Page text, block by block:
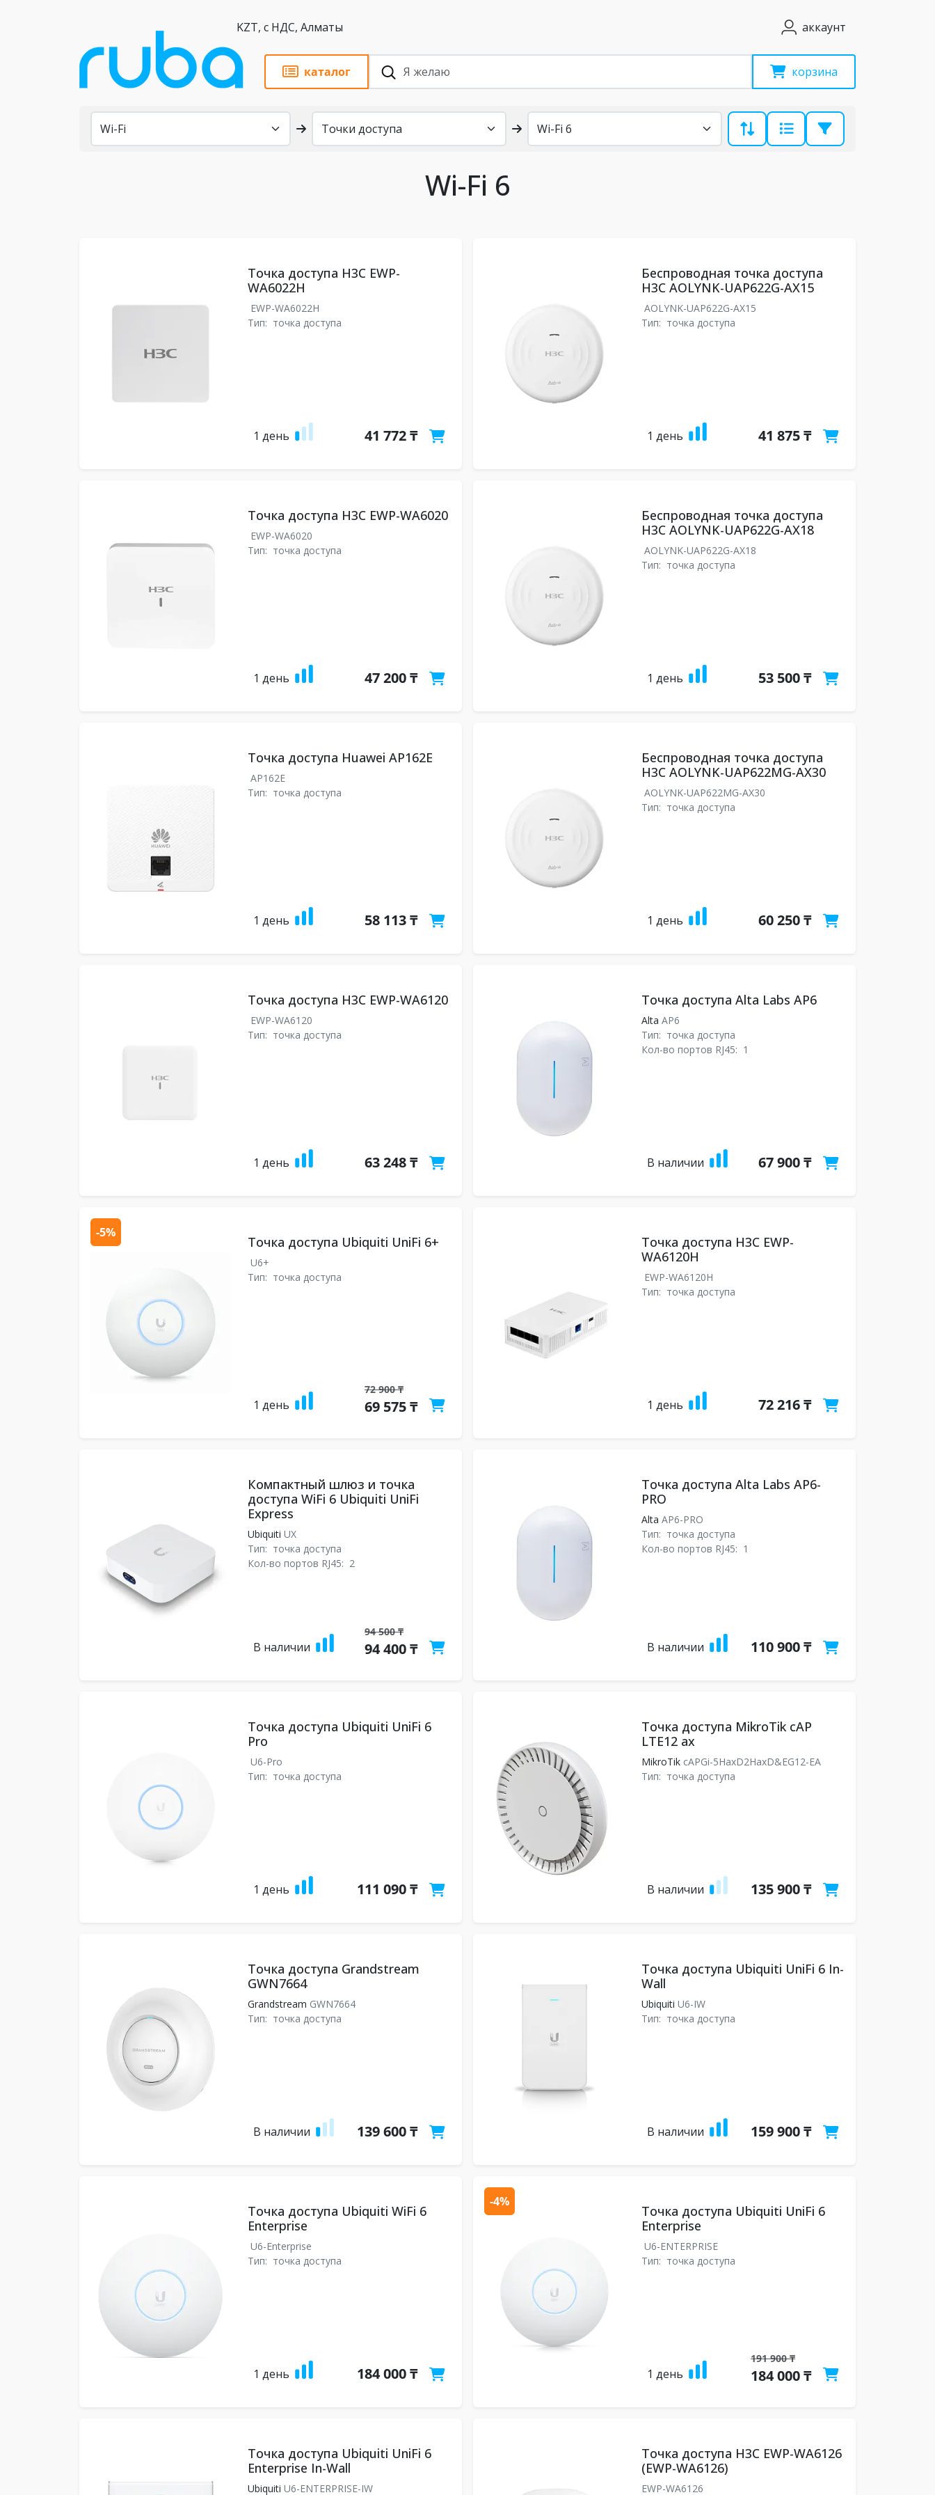
KZT, с НДС, Алматы аккаунт
каталог корзина
Каталог
Wi-Fi 6
Точка доступа H3C EWP-
WA6022H
EWP-WA6022H
Тип: точка доступа
1 день 41 772 ₸
Беспроводная точка доступа
H3C AOLYNK-UAP622G-AX15
AOLYNK-UAP622G-AX15
Тип: точка доступа
1 день 41 875 ₸
Точка доступа H3C EWP-WA6020
EWP-WA6020
Тип: точка доступа
1 день 47 200 ₸
Беспроводная точка доступа
H3C AOLYNK-UAP622G-AX18
AOLYNK-UAP622G-AX18
Тип: точка доступа
1 день 53 500 ₸
Точка доступа Huawei AP162E
AP162E
Тип: точка доступа
1 день 58 113 ₸
Беспроводная точка доступа
H3C AOLYNK-UAP622MG-AX30
AOLYNK-UAP622MG-AX30
Тип: точка доступа
1 день 60 250 ₸
Точка доступа H3C EWP-WA6120
EWP-WA6120
Тип: точка доступа
1 день 63 248 ₸
Точка доступа Alta Labs AP6
Alta AP6
Тип: точка доступа
Кол-во портов RJ45: 1
В наличии 67 900 ₸
Точка доступа Ubiquiti UniFi 6+
U6+
Тип: точка доступа
1 день
72 900 ₸
69 575 ₸
-5%
Точка доступа H3C EWP-
WA6120H
EWP-WA6120H
Тип: точка доступа
1 день 72 216 ₸
Компактный шлюз и точка
доступа WiFi 6 Ubiquiti UniFi
Express
Ubiquiti UX
Тип: точка доступа
Кол-во портов RJ45: 2
В наличии
94 500 ₸
94 400 ₸
Точка доступа Alta Labs AP6-
PRO
Alta AP6-PRO
Тип: точка доступа
Кол-во портов RJ45: 1
В наличии 110 900 ₸
Точка доступа Ubiquiti UniFi 6
Pro
U6-Pro
Тип: точка доступа
1 день 111 090 ₸
Точка доступа MikroTik cAP
LTE12 ax
MikroTikcAPGi-5HaxD2HaxD&EG12-EA
Тип: точка доступа
В наличии 135 900 ₸
Точка доступа Grandstream
GWN7664
Grandstream GWN7664
Тип: точка доступа
В наличии 139 600 ₸
Точка доступа Ubiquiti UniFi 6 In-
Wall
Ubiquiti U6-IW
Тип: точка доступа
В наличии 159 900 ₸
Точка доступа Ubiquiti WiFi 6
Enterprise
U6-Enterprise
Тип: точка доступа
1 день 184 000 ₸
Точка доступа Ubiquiti UniFi 6
Enterprise
U6-ENTERPRISE
Тип: точка доступа
1 день
191 900 ₸
184 000 ₸
-4%
Точка доступа Ubiquiti UniFi 6
Enterprise In-Wall
Ubiquiti U6-ENTERPRISE-IW
Точка доступа H3C EWP-WA6126
(EWP-WA6126)
EWP-WA6126